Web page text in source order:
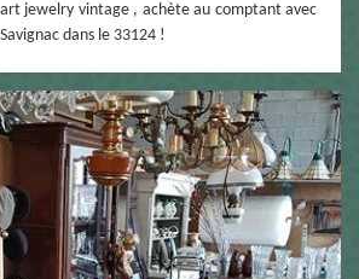
jewelry vintage , achète au comptant avec
dans le 33124 !